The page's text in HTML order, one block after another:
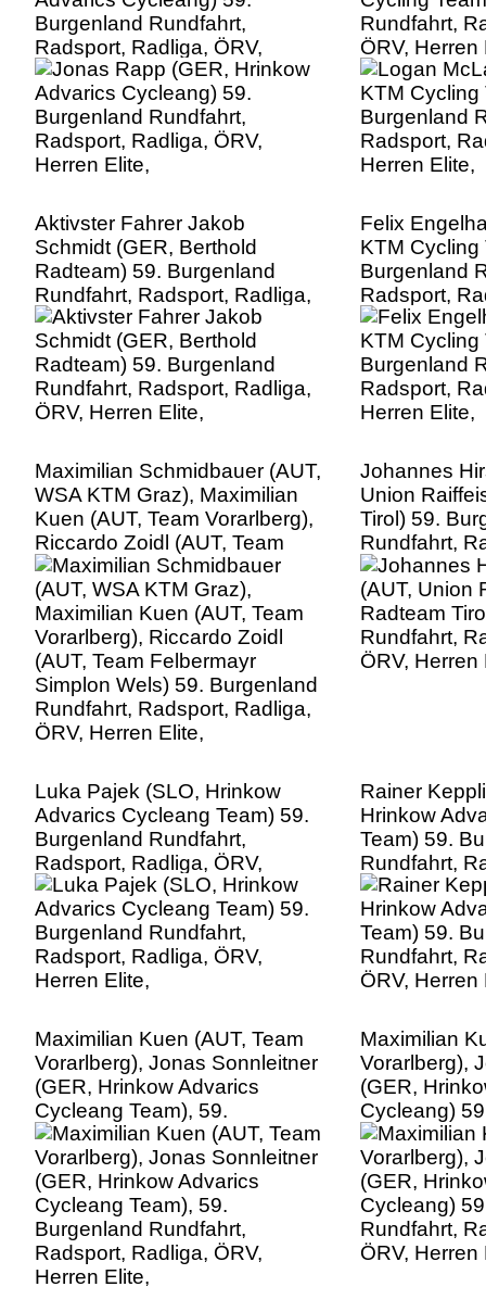
Burgenland Rundfahrt,
Radsport, Radliga, ÖRV,
Herren Elite,
Rundfahrt,
ÖRV, Herren
Aktivster Fahrer Jakob
Schmidt (GER, Berthold
Radteam) 59. Burgenland
Rundfahrt, Radsport, Radliga,
ÖRV, Herren Elite,
Felix
KTM Cycling
Burgenland
Radsport,
Herren Elite,
Maximilian Schmidbauer (AUT,
WSA KTM Graz), Maximilian
Kuen (AUT, Team Vorarlberg),
Riccardo Zoidl (AUT, Team
Felbermayr Simplon Wels) 59.
Burgenland Rundfahrt,
Radsport, Radliga, ÖRV,
Herren Elite,
Johannes
Union
Tirol) 59.
Rundfahrt,
ÖRV, Herren
Luka Pajek (SLO, Hrinkow
Advarics Cycleang Team) 59.
Burgenland Rundfahrt,
Radsport, Radliga, ÖRV,
Herren Elite,
Rainer
Hrinkow
Team) 59.
Rundfahrt,
ÖRV, Herren
Maximilian Kuen (AUT, Team
Vorarlberg), Jonas Sonnleitner
(GER, Hrinkow Advarics
Cycleang Team), 59.
Burgenland Rundfahrt,
Radsport, Radliga, ÖRV,
Herren Elite,
Maximilian
Vorarlberg),
(GER,
Cycleang)
Rundfahrt,
ÖRV, Herren